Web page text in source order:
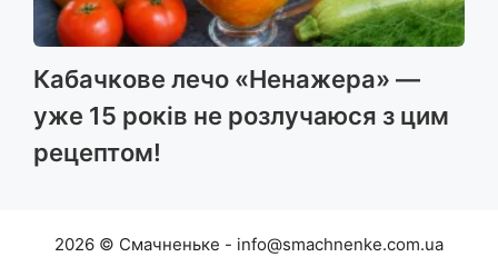
Кабачкове лечо «Ненажера» —
уже 15 років не розлучаюся з цим
рецептом!
2026 © Смачненьке - info@smachnenke.com.ua